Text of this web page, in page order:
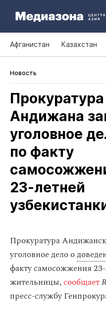
Афганистан Казахстан
Новость
Прокуратура
Андижана
уголовное
по факту
23‑летней
Прокуратура
уголовное дело о
факту самосожжения
жительницы,сообщает
пресс-службу